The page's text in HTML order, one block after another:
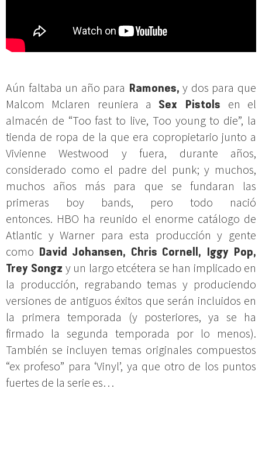
Aún faltaba un año para Ramones, y dos para que
Malcom Mclaren reuniera a Sex Pistols en el
almacén de “Too fast to live, Too young to die”, la
tienda de ropa de la que era copropietario junto a
Vivienne Westwood y fuera, durante años,
considerado como el padre del punk; y muchos,
muchos años más para que se fundaran las
primeras boy bands, pero todo nació
entonces. HBO ha reunido el enorme catálogo de
Atlantic y Warner para esta producción y gente
como David Johansen, Chris Cornell, Iggy Pop,
Trey Songz y un largo etcétera se han implicado en
la producción, regrabando temas y produciendo
versiones de antiguos éxitos que serán incluidos en
la primera temporada (y posteriores, ya se ha
firmado la segunda temporada por lo menos).
También se incluyen temas originales compuestos
“ex profeso” para ‘Vinyl’, ya que otro de los puntos
fuertes de la serie es…